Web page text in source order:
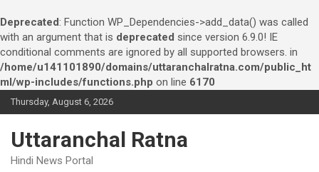
Deprecated: Function WP_Dependencies->add_data() was called
with an argument that is deprecated since version 6.9.0! IE
conditional comments are ignored by all supported browsers. in
/home/u141101890/domains/uttaranchalratna.com/public_ht
ml/wp-includes/functions.php on line 6170
k
Thursday, August 6, 2026
Uttaranchal Ratna
Hindi News Portal